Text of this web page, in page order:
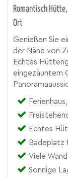
Romantisch
Ort
Genießen Sie
der Nähe von
Echtes
eingezäuntem
Echtes
Badeplatz
Viele
Sonnige